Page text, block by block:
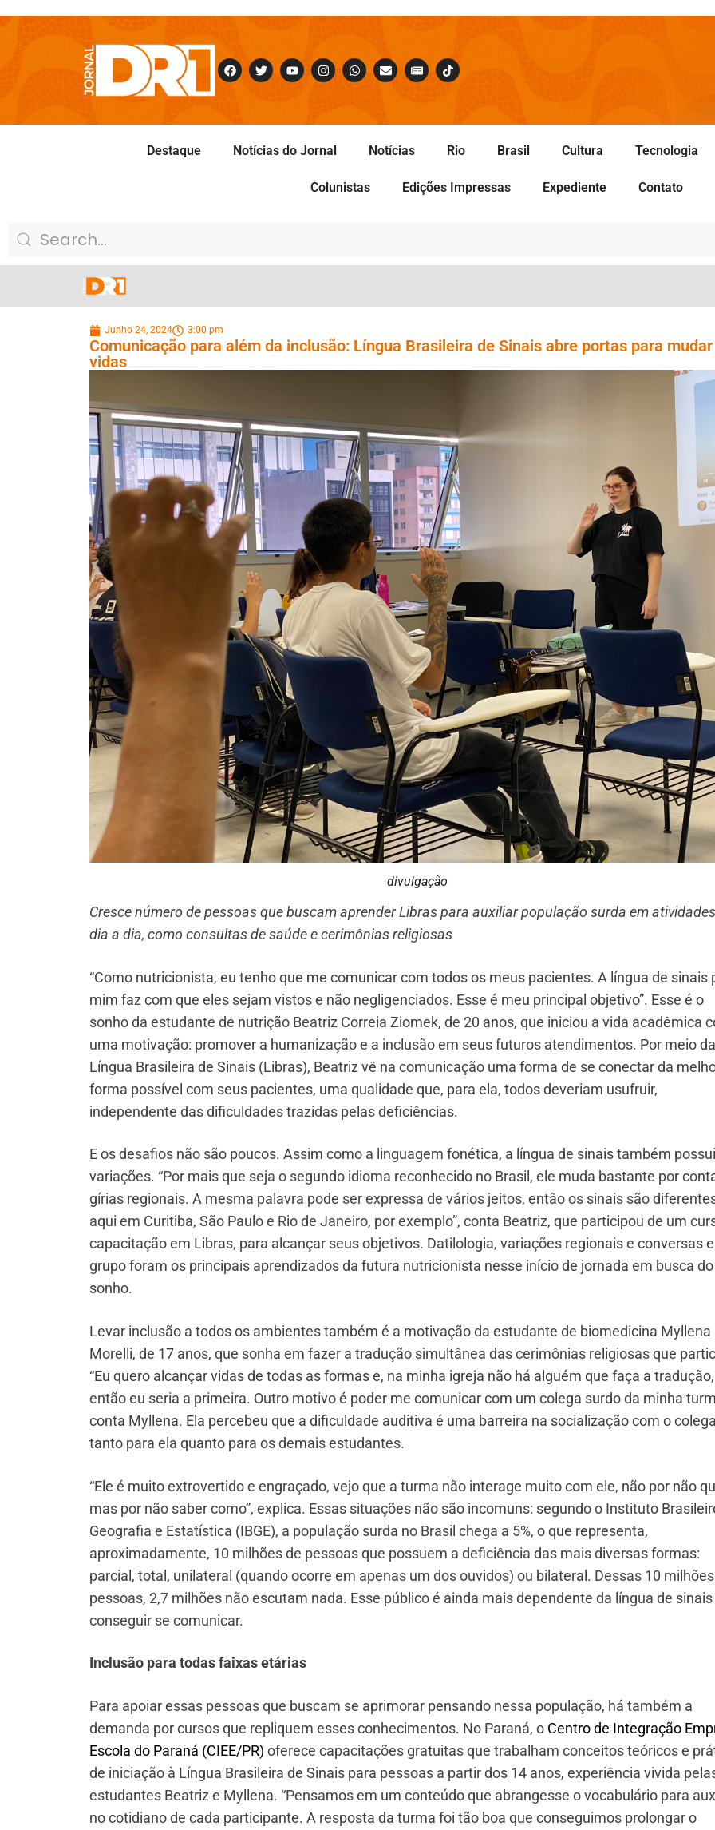
Destaque Notícias do Jornal Notícias Rio Brasil Cultura Tecnologia
Colunistas Edições Impressas Expediente Contato
Junho 24, 2024 3:00 pm
Comunicação para além da inclusão: Língua Brasileira de Sinais abre portas para mudar
vidas
divulgação
Cresce número de pessoas que buscam aprender Libras para auxiliar população surda em
dia a dia, como consultas de saúde e cerimônias religiosas
“Como nutricionista, eu tenho que me comunicar com todos os meus pacientes. A língua de sinais
mim faz com que eles sejam vistos e não negligenciados. Esse é meu principal objetivo”. Esse é o
sonho da estudante de nutrição Beatriz Correia Ziomek, de 20 anos, que iniciou a vida acadêmica
uma motivação: promover a humanização e a inclusão em seus futuros atendimentos. Por meio da
Língua Brasileira de Sinais (Libras), Beatriz vê na comunicação uma forma de se conectar da
forma possível com seus pacientes, uma qualidade que, para ela, todos deveriam usufruir,
independente das dificuldades trazidas pelas deficiências.
E os desafios não são poucos. Assim como a linguagem fonética, a língua de sinais também possui
variações. “Por mais que seja o segundo idioma reconhecido no Brasil, ele muda bastante por
gírias regionais. A mesma palavra pode ser expressa de vários jeitos, então os sinais são
aqui em Curitiba, São Paulo e Rio de Janeiro, por exemplo”, conta Beatriz, que participou de um
capacitação em Libras, para alcançar seus objetivos. Datilologia, variações regionais e conversas
grupo foram os principais aprendizados da futura nutricionista nesse início de jornada em busca do
sonho.
Levar inclusão a todos os ambientes também é a motivação da estudante de biomedicina Myllena
Morelli, de 17 anos, que sonha em fazer a tradução simultânea das cerimônias religiosas que
“Eu quero alcançar vidas de todas as formas e, na minha igreja não há alguém que faça a tradução,
então eu seria a primeira. Outro motivo é poder me comunicar com um colega surdo da minha
conta Myllena. Ela percebeu que a dificuldade auditiva é uma barreira na socialização com o
tanto para ela quanto para os demais estudantes.
“Ele é muito extrovertido e engraçado, vejo que a turma não interage muito com ele, não por não
mas por não saber como”, explica. Essas situações não são incomuns: segundo o Instituto
Geografia e Estatística (IBGE), a população surda no Brasil chega a 5%, o que representa,
aproximadamente, 10 milhões de pessoas que possuem a deficiência das mais diversas formas:
parcial, total, unilateral (quando ocorre em apenas um dos ouvidos) ou bilateral. Dessas 10
pessoas, 2,7 milhões não escutam nada. Esse público é ainda mais dependente da língua de
conseguir se comunicar.
Inclusão para todas faixas etárias
Para apoiar essas pessoas que buscam se aprimorar pensando nessa população, há também a
demanda por cursos que repliquem esses conhecimentos. No Paraná, o Centro de Integração
Escola do Paraná (CIEE/PR) oferece capacitações gratuitas que trabalham conceitos teóricos e
de iniciação à Língua Brasileira de Sinais para pessoas a partir dos 14 anos, experiência vivida
estudantes Beatriz e Myllena. “Pensamos em um conteúdo que abrangesse o vocabulário para
no cotidiano de cada participante. A resposta da turma foi tão boa que conseguimos prolongar o